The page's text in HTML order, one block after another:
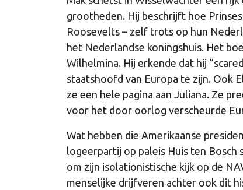
grootheden. Hij beschrijft hoe
Roosevelts – zelf trots op hun
het Nederlandse koningshuis. Het
Wilhelmina. Hij erkende dat hij
staatshoofd van Europa te zijn. Ook
ze een hele pagina aan Juliana. Ze
voor het door oorlog verscheurde
Wat hebben die Amerikaanse
logeerpartij op paleis Huis ten Bosch
om zijn isolationistische kijk op de
menselijke drijfveren achter ook dit